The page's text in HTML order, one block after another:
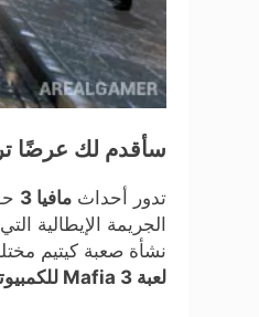
سأقدم لك عرضًا
تدور أحداث مافيا 3
الجريمة الإيطالية
نشأة صعبة كيتيم
لعبة Mafia 3 للكمبيوتر من ميديا فاير (v1.0.1)